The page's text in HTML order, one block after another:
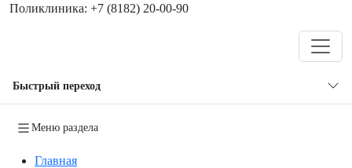
Поликлиника: +7 (8182) 20-00-90
Быстрый переход
Меню раздела
Главная